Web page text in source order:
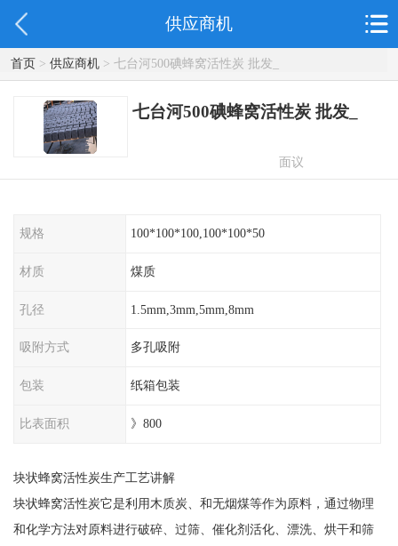
供应商机
首页> 供应商机> 七台河500碘蜂窝活性炭 批发_
七台河500碘蜂窝活性炭 批发_
面议
规格 100*100*100,100*100*50
材质 煤质
孔径 1.5mm,3mm,5mm,8mm
吸附方式 多孔吸附
包装 纸箱包装
比表面积 》800
块状蜂窝活性炭生产工艺讲解
块状蜂窝活性炭它是利用木质炭、和无烟煤等作为原料，通过物理
和化学方法对原料进行破碎、过筛、催化剂活化、漂洗、烘干和筛